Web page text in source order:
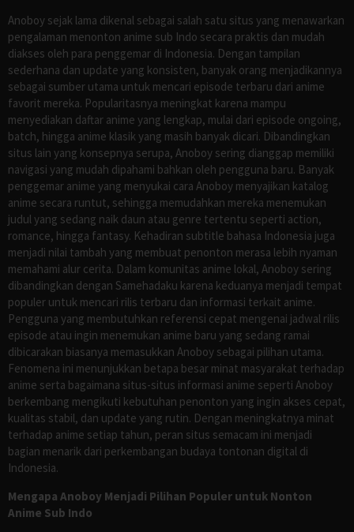
Anoboy sejak lama dikenal sebagai salah satu situs yang menawarkan
pengalaman menonton anime sub Indo secara praktis dan mudah
diakses oleh para penggemar di Indonesia. Dengan tampilan
sederhana dan update yang konsisten, banyak orang menjadikannya
sebagai sumber utama untuk mencari episode terbaru dari anime
favorit mereka. Popularitasnya meningkat karena mampu
menyediakan daftar anime yang lengkap, mulai dari episode ongoing,
batch, hingga anime klasik yang masih banyak dicari. Dibandingkan
situs lain yang konsepnya serupa, Anoboy sering dianggap memiliki
navigasi yang mudah dipahami bahkan oleh pengguna baru. Banyak
penggemar anime yang menyukai cara Anoboy menyajikan katalog
anime secara runtut, sehingga memudahkan mereka menemukan
judul yang sedang naik daun atau genre tertentu seperti action,
romance, hingga fantasy. Kehadiran subtitle bahasa Indonesia juga
menjadi nilai tambah yang membuat penonton merasa lebih nyaman
memahami alur cerita. Dalam komunitas anime lokal, Anoboy sering
dibandingkan dengan Samehadaku karena keduanya menjadi tempat
populer untuk mencari rilis terbaru dan informasi terkait anime.
Pengguna yang membutuhkan referensi cepat mengenai jadwal rilis
episode atau ingin menemukan anime baru yang sedang ramai
dibicarakan biasanya memasukkan Anoboy sebagai pilihan utama.
Fenomena ini menunjukkan betapa besar minat masyarakat terhadap
anime serta bagaimana situs-situs informasi anime seperti Anoboy
berkembang mengikuti kebutuhan penonton yang ingin akses cepat,
kualitas stabil, dan update yang rutin. Dengan meningkatnya minat
terhadap anime setiap tahun, peran situs semacam ini menjadi
bagian menarik dari perkembangan budaya tontonan digital di
Indonesia.
Mengapa Anoboy Menjadi Pilihan Populer untuk Nonton
Anime Sub Indo